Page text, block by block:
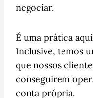
negociar.
É uma prática
Inclusive, temos
que nossos
conseguirem
conta própria.